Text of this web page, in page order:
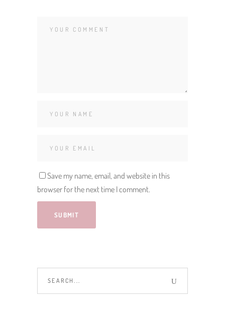
Save my name, email, and website in this
browser for the next time I comment.